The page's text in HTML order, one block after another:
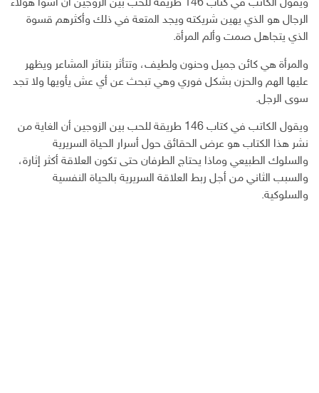
ويقول الكاتب في كتاب 146 طريقة للحب بين الزوجين أن أسوأ هؤلاء
الرجال هو الذي يهين شريكته ويجد المتعة في ذلك وأكثرهم قسوة
الذي يتجاهل صمت وألم المرأة.
والمرأة هي كائن جميل وحنون ولطيف، وتتأثر بتناثر المشاعر ويظهر
عليها الهم والحزن بشكل فوري وهي تبحث عن أي عش يأويها ولا تجد
سوى الرجل.
ويقول الكاتب في كتاب 146 طريقة للحب بين الزوجين أن الغاية من
نشر هذا الكتاب هو عرض الحقائق حول أسرار الحياة السريرية
والسلوك الطبيعي وماذا يحتاج الطرفان حتى تكون العلاقة أكثر إثارة،
والسبب الثاني من أجل ربط العلاقة السريرية بالحياة النفسية
والسلوكية.